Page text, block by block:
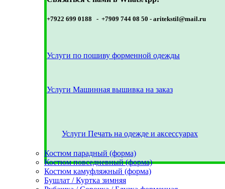
+7922 699 0188 - +7909 744 08 50 - aritekstil@mail.ru
Услуги по пошиву форменной одежды
Услуги Машинная вышивка на заказ
Услуги Печать на одежде и аксессуарах
Костюм парадный (форма)
Костюм повседневный (форма)
Костюм камуфляжный (форма)
Бушлат / Куртка зимняя